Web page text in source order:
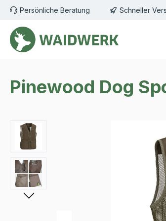
Hauptinhalt springen
Zur Suche springen
Zur Hauptnavigation springen
Persönliche Beratung Schneller
Pinewood Dog
Bildergalerie überspringen